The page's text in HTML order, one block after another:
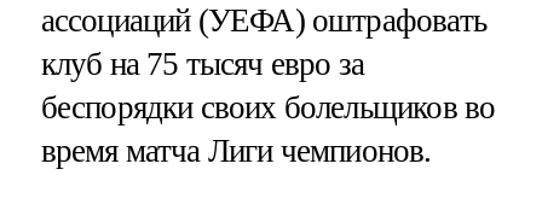
ассоциаций (УЕФА) оштрафовать
клуб на 75 тысяч евро за
беспорядки своих болельщиков во
время матча Лиги чемпионов.